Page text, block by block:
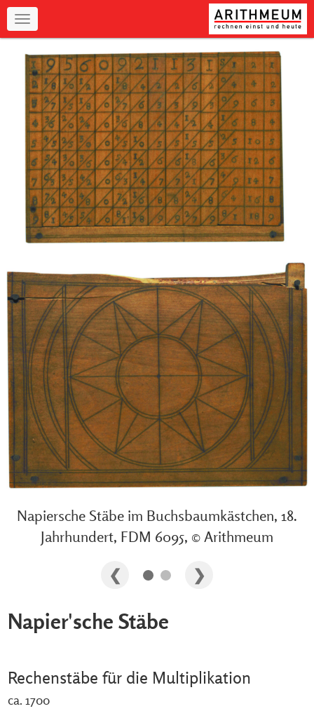
Navigation
Napiersche Stäbe im Buchsbaumkästchen, 18.
Jahrhundert, FDM 6095, © Arithmeum
Napier'sche Stäbe
Rechenstäbe für die Multiplikation
ca. 1700